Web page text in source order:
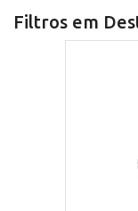
Filtros em